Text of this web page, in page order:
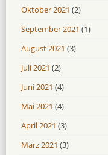
Oktober 2021 (2)
September 2021 (1)
August 2021 (3)
Juli 2021 (2)
Juni 2021 (4)
Mai 2021 (4)
April 2021 (3)
März 2021 (3)